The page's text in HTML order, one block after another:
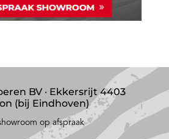
BV · Ekkersrijt 4403
(bij Eindhoven)
op afspraak